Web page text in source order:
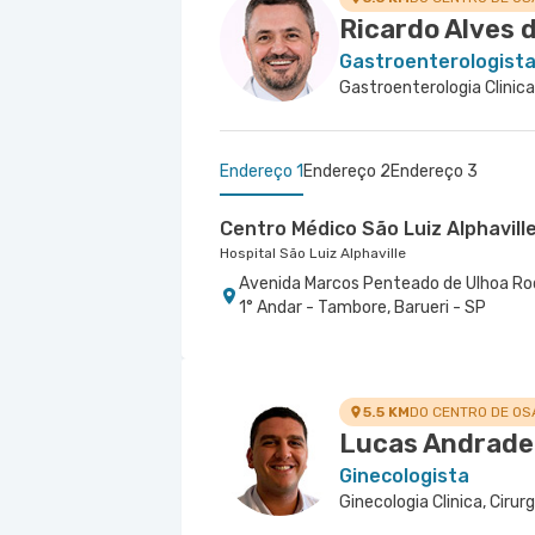
Ricardo Alves
Gastroenterologista
Endereço 1 Endereço 2Endereço 3
Centro Médico São Luiz Alphaville
Hospital São Luiz Alphaville
Avenida Marcos Penteado de Ulhoa
1° Andar - Tambore, Barueri - SP
Avenida Alvaro Ramos nr. 896 6º
5.5 KMDO CENTRO DE
Lucas
Ginecologista